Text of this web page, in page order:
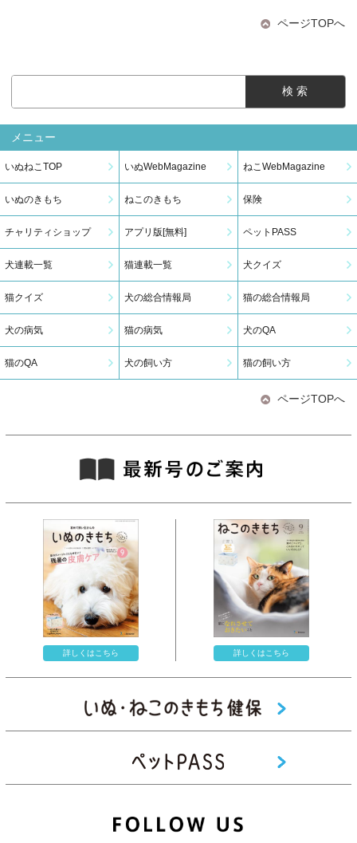
ページTOPへ
メニュー
いぬねこTOP いぬWebMagazine ねこWebMagazine
いぬのきもち ねこのきもち 保険
チャリティショップ アプリ版[無料] ペットPASS
犬連載一覧 猫連載一覧 犬クイズ
猫クイズ 犬の総合情報局 猫の総合情報局
犬の病気 猫の病気 犬のQA
猫のQA 犬の飼い方 猫の飼い方
ページTOPへ
詳しくはこちら 詳しくはこちら